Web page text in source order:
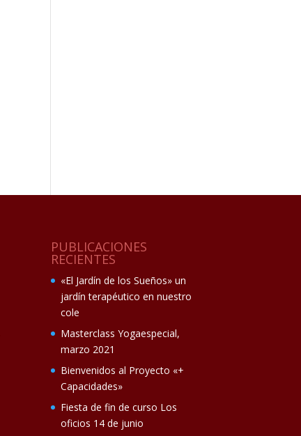
PUBLICACIONES
RECIENTES
«El Jardín de los Sueños» un
jardín terapéutico en nuestro
cole
Masterclass Yogaespecial,
marzo 2021
Bienvenidos al Proyecto «+
Capacidades»
Fiesta de fin de curso Los
oficios 14 de junio